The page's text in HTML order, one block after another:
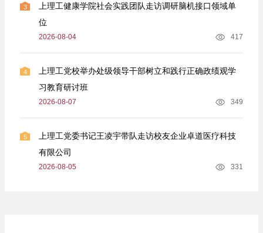
3
上理工健康学院社会实践团队走访调研脑机接口领域单
位
2026-08-04 417
4
上理工党校举办处级领导干部树立和践行正确政绩观学
习教育研讨班
2026-08-07 349
5
上理工党委书记王凌宇带队走访校友企业卓道医疗科技
有限公司
2026-08-05 331